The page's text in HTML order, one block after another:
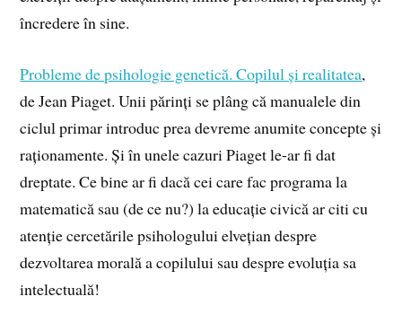
încredere în sine.
Probleme de psihologie genetică. Copilul și realitatea,
de Jean Piaget. Unii părinți se plâng că manualele din
ciclul primar introduc prea devreme anumite concepte și
raționamente. Și în unele cazuri Piaget le-ar fi dat
dreptate. Ce bine ar fi dacă cei care fac programa la
matematică sau (de ce nu?) la educație civică ar citi cu
atenție cercetările psihologului elvețian despre
dezvoltarea morală a copilului sau despre evoluția sa
intelectuală!